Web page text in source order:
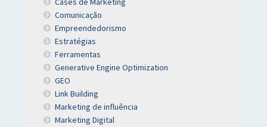
Comunicação
Empreendedorismo
Estratégias
Ferramentas
Generative Engine Optimization
GEO
Link Building
Marketing de influência
Marketing Digital